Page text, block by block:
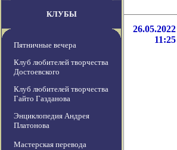
КЛУБЫ
Пятничные вечера
Клуб любителей творчества
Достоевского
Клуб любителей творчества
Гайто Газданова
Энциклопедия Андрея
Платонова
Мастерская перевода
26.05.2022
11:25